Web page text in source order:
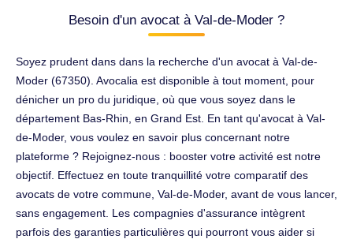
Besoin d'un avocat à Val-de-Moder ?
Soyez prudent dans dans la recherche d'un avocat à Val-de-
Moder (67350). Avocalia est disponible à tout moment, pour
dénicher un pro du juridique, où que vous soyez dans le
département Bas-Rhin, en Grand Est. En tant qu'avocat à Val-
de-Moder, vous voulez en savoir plus concernant notre
plateforme ? Rejoignez-nous : booster votre activité est notre
objectif. Effectuez en toute tranquillité votre comparatif des
avocats de votre commune, Val-de-Moder, avant de vous lancer,
sans engagement. Les compagnies d'assurance intègrent
parfois des garanties particulières qui pourront vous aider si